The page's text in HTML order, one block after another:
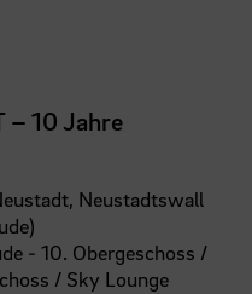
– 10 Jahre
Neustadtswall
- 10. Obergeschoss /
/ Sky Lounge